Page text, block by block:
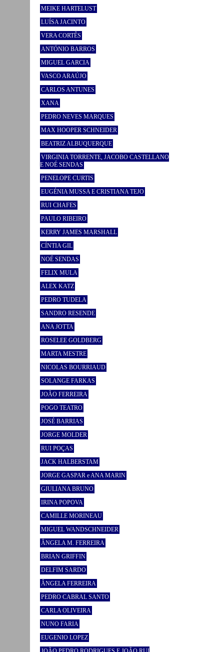
MEIKE HARTELUST
LUÍSA JACINTO
VERA CORTÊS
ANTÓNIO BARROS
MIGUEL GARCIA
VASCO ARAÚJO
CARLOS ANTUNES
XANA
PEDRO NEVES MARQUES
MAX HOOPER SCHNEIDER
BEATRIZ ALBUQUERQUE
VIRGINIA TORRENTE, JACOBO CASTELLANO
E NOÉ SENDAS
PENELOPE CURTIS
EUGÉNIA MUSSA E CRISTIANA TEJO
RUI CHAFES
PAULO RIBEIRO
KERRY JAMES MARSHALL
CÍNTIA GIL
NOÉ SENDAS
FELIX MULA
ALEX KATZ
PEDRO TUDELA
SANDRO RESENDE
ANA JOTTA
ROSELEE GOLDBERG
MARTA MESTRE
NICOLAS BOURRIAUD
SOLANGE FARKAS
JOÃO FERREIRA
POGO TEATRO
JOSÉ BARRIAS
JORGE MOLDER
RUI POÇAS
JACK HALBERSTAM
JORGE GASPAR e ANA MARIN
GIULIANA BRUNO
IRINA POPOVA
CAMILLE MORINEAU
MIGUEL WANDSCHNEIDER
ÂNGELA M. FERREIRA
BRIAN GRIFFIN
DELFIM SARDO
ÂNGELA FERREIRA
PEDRO CABRAL SANTO
CARLA OLIVEIRA
NUNO FARIA
EUGENIO LOPEZ